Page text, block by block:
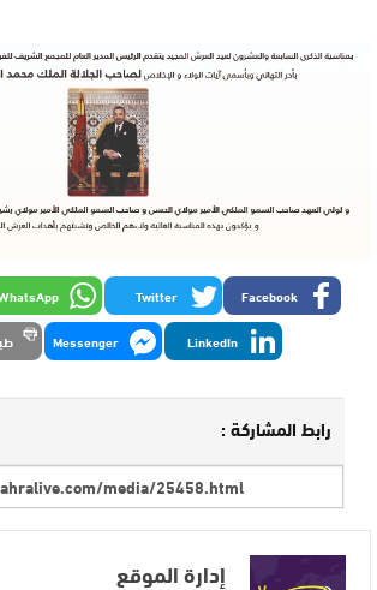
Facebook
Twitter
LinkedIn
Messenger
رابط المشاركة :
إدارة الموقع